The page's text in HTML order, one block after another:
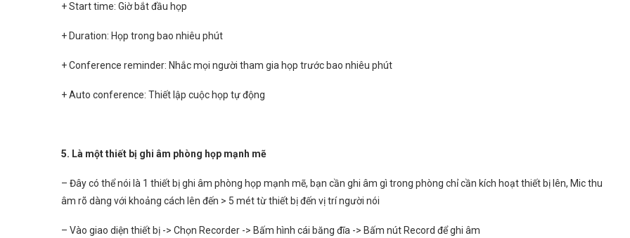
+ Start time: Giờ bắt đầu họp
+ Duration: Họp trong bao nhiêu phút
+ Conference reminder: Nhắc mọi người tham gia họp trước bao nhiêu phút
+ Auto conference: Thiết lập cuộc họp tự động
5. Là một thiết bị ghi âm phòng họp mạnh mẽ
– Đây có thể nói là 1 thiết bị ghi âm phòng họp mạnh mẽ, bạn cần ghi âm gì trong phòng chỉ cần kích hoạt thiết bị lên, Mic thu
âm rõ dàng với khoảng cách lên đến > 5 mét từ thiết bị đến vị trí người nói
– Vào giao diện thiết bị -> Chọn Recorder -> Bấm hình cái băng đĩa -> Bấm nút Record để ghi âm